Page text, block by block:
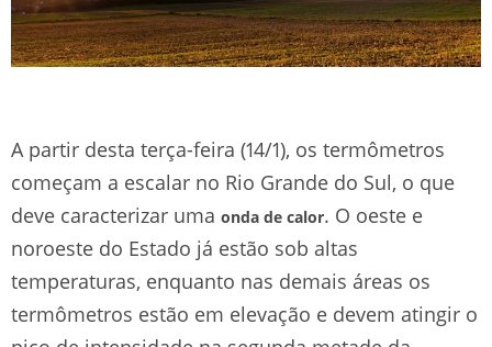
A partir desta terça-feira (14/1), os termômetros
começam a escalar no Rio Grande do Sul, o que
deve caracterizar uma onda de calor. O oeste e
noroeste do Estado já estão sob altas
temperaturas, enquanto nas demais áreas os
termômetros estão em elevação e devem atingir o